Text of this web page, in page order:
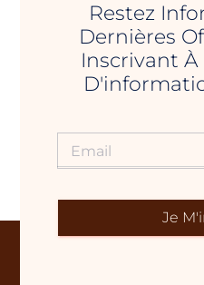
Restez
Dernières
Inscrivant
Je